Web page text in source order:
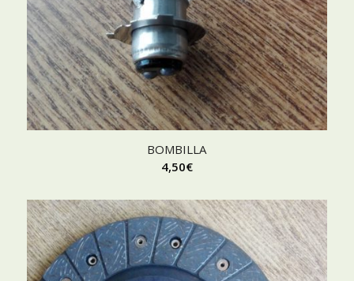
BOMBILLA
4,50€